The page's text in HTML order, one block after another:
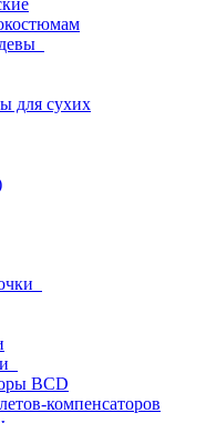
для сухих
BCD
компенсаторов